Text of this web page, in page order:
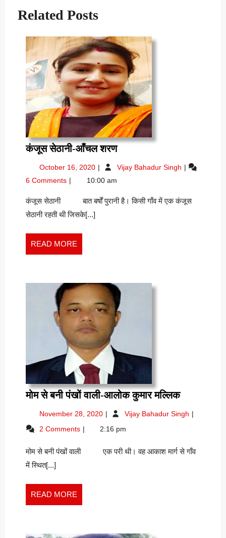
Related Posts
कंजूस सेठानी-आँचल शरणकंजूस
आँचल
October 16, 2020 October
2020
Vijay Bahadur Singh कंजूस
6 Comments 10:00 am
कंजूस सेठानी बात बर्षों पुरानी है। किसी गाँव में एक कंजूस
सेठानी रहती थी जिसके[...]
READ MORE
MORE
मोम से बनी पंखों वाली-आलोक कुमार मल्लिकमोम
बनी
आलोक
November 28, 2020 November
2020
Vijay Bahadur Singh मोम
वाली-
2 Comments 2:16 pm
मोम से बनी पंखों वाली एक परी थी। वह आकाश मार्ग से गाँव
में स्थित[...]
READ MORE
MORE